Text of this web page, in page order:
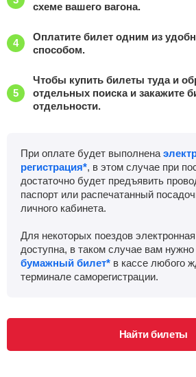
схеме вашего вагона.
Оплатите билет одним из
способом.
Чтобы купить билеты туда и
отдельных поиска и закажите
отдельности.
При оплате будет выполнена
регистрация*, в этом случае при
достаточно будет предъявить
паспорт или распечатанный
личного кабинета.
Для некоторых поездов
доступна, в таком случае вам
бумажный билет* в кассе любого
терминале саморегистрации.
Найти билеты